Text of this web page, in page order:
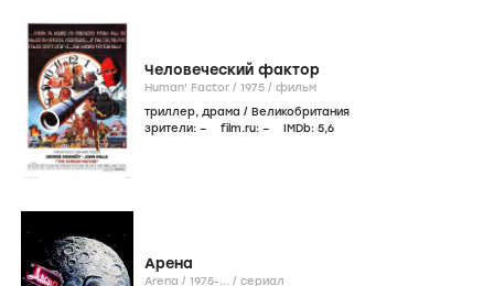
Человеческий фактор
Human' Factor / 1975 / фильм
триллер, драма / Великобритания
зрители: – film.ru: – IMDb: 5,6
Арена
Arena / 1975-... / сериал